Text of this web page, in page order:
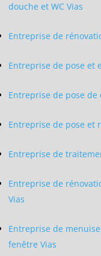
douche et WC Vias
Entreprise de
Entreprise de pose et
Entreprise de pose de
Entreprise de pose et
Entreprise de
Entreprise de
Vias
Entreprise de
fenêtre Vias